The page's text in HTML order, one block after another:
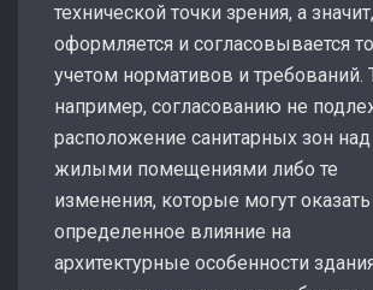
технической точки зрения, а значит,
оформляется и согласовывается
учетом нормативов и требований.
например, согласованию не
расположение санитарных зон над
жилыми помещениями либо те
изменения, которые могут оказать
определенное влияние на
архитектурные особенности